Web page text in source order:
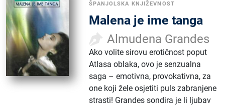
ŠPANJOLSKA KNJIŽEVNOST
Malena je ime tanga
Almudena Grandes
Ako volite sirovu erotičnost poput
Atlasa oblaka, ovo je senzualna
saga – emotivna, provokativna, za
one koji žele osjetiti puls zabranjene
strasti! Grandes sondira je li ljubav